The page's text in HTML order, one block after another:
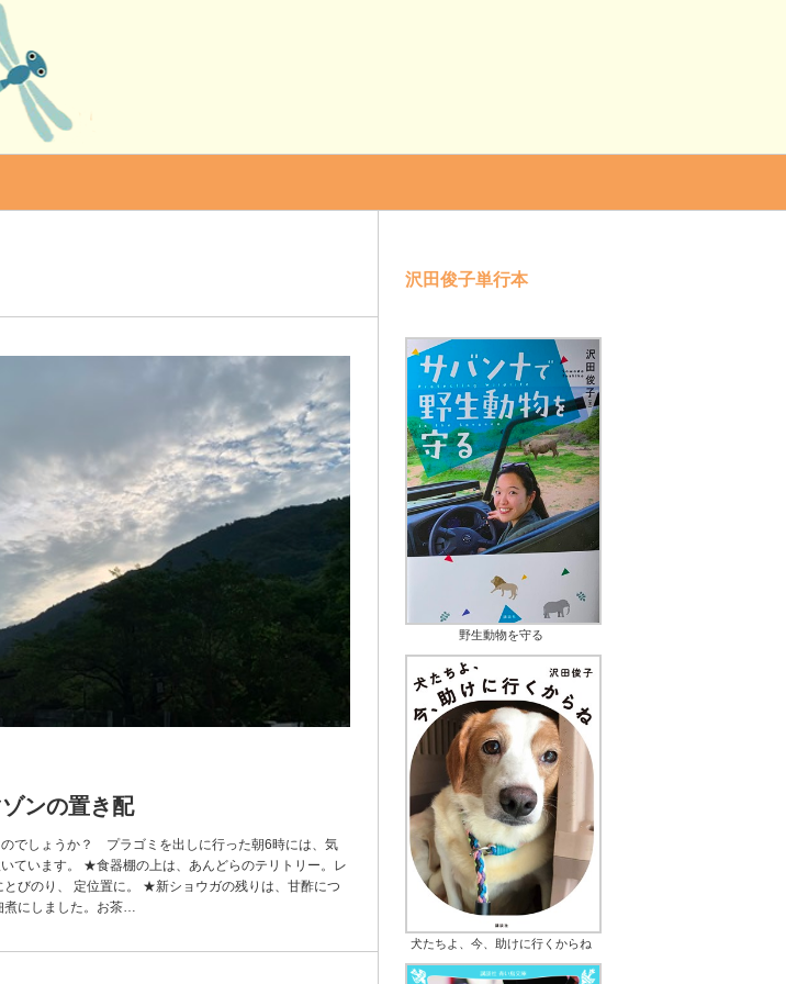
ンの置き配
でしょうか？ プラゴミを出しに行った朝6時には、気
ています。 ★食器棚の上は、あんどらのテリトリー。レ
とびのり、 定位置に。 ★新ショウガの残りは、甘酢につ
にしました。お茶…
沢田俊子単行本
野生動物を守る
犬たちよ、今、助けに行くからね